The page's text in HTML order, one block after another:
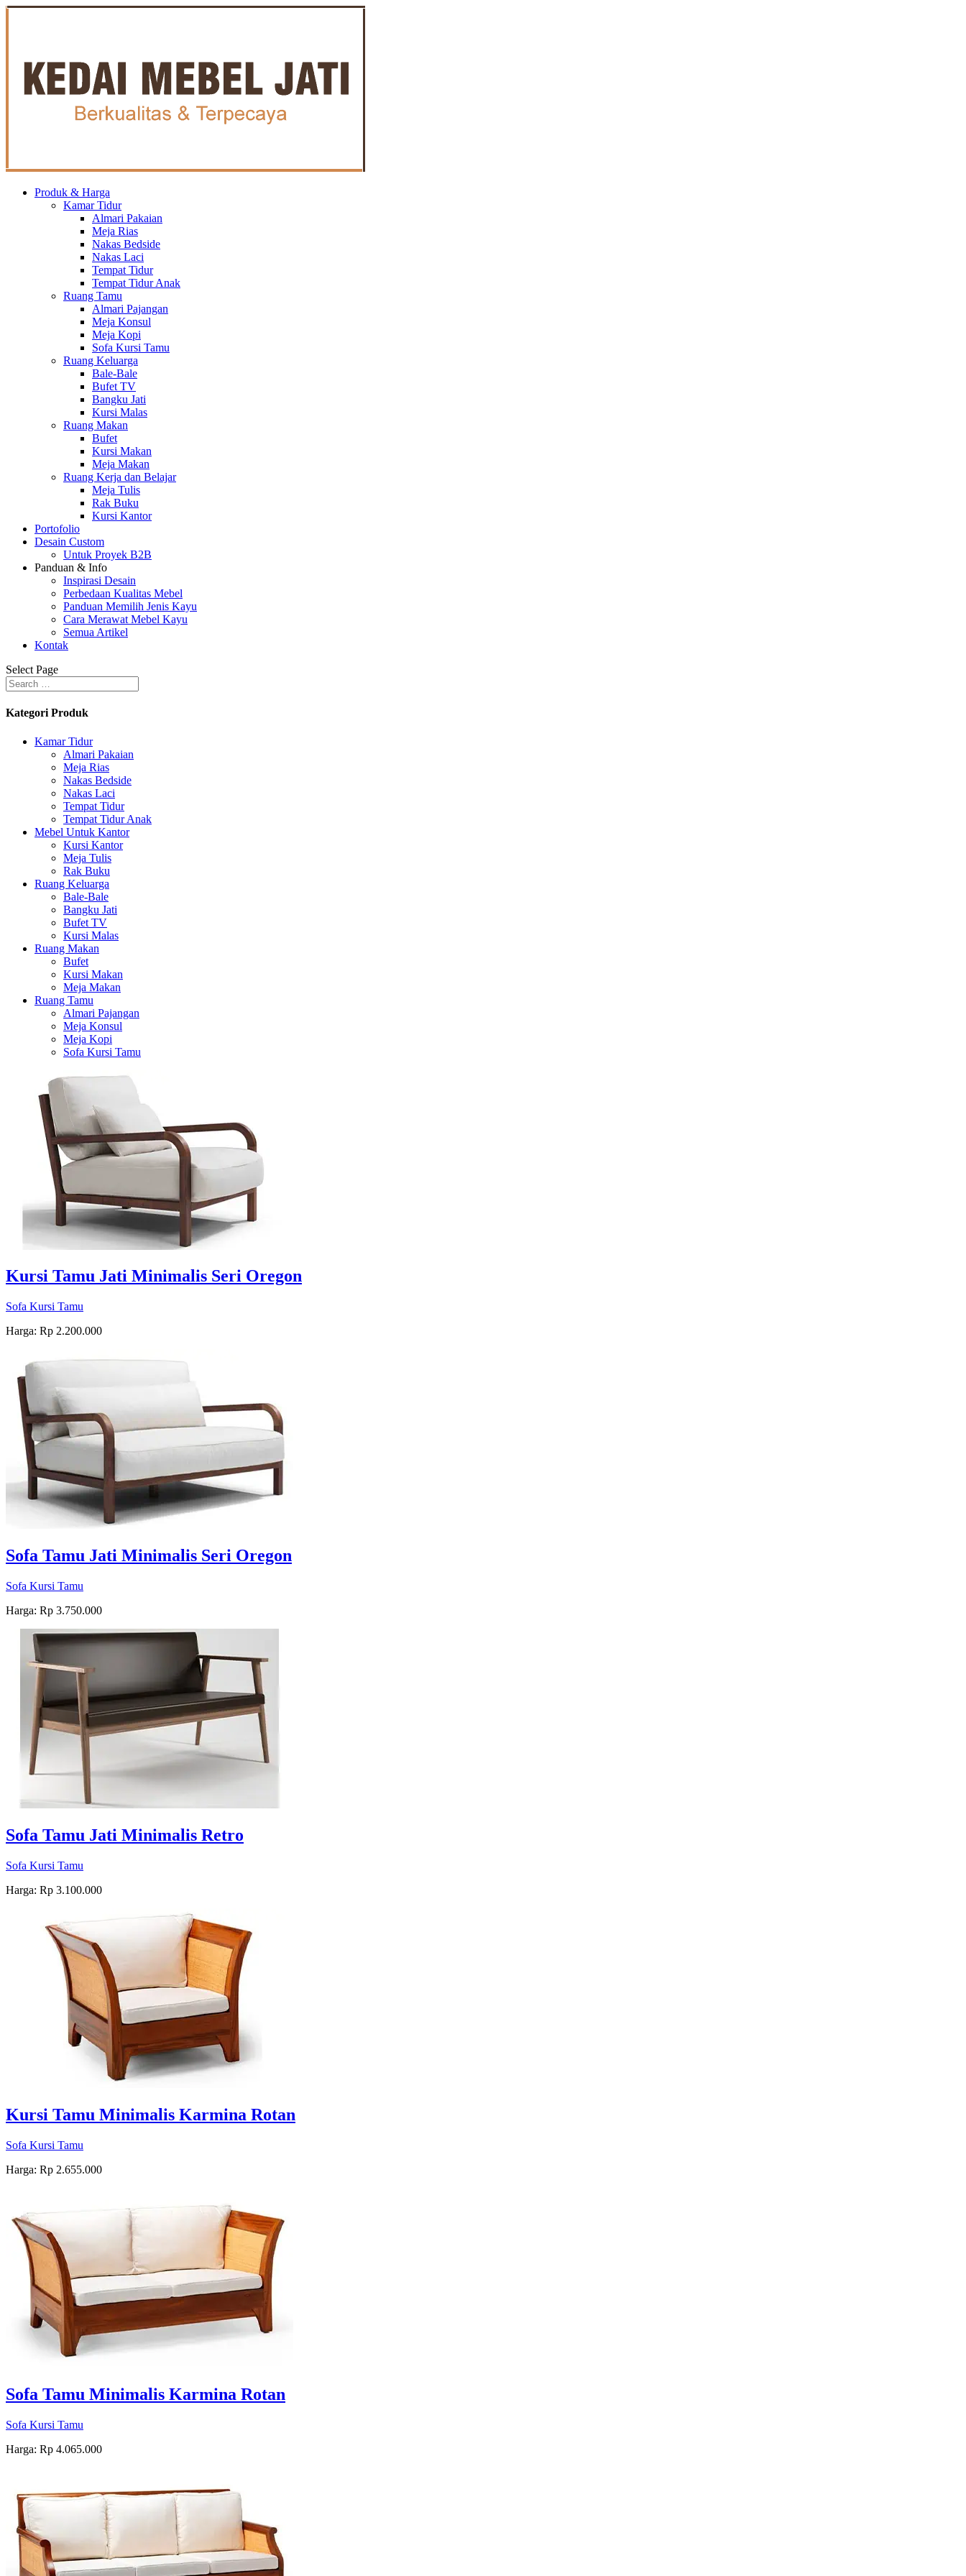
Produk & Harga
Kamar Tidur
Almari Pakaian
Meja Rias
Nakas Bedside
Nakas Laci
Tempat Tidur
Tempat Tidur Anak
Ruang Tamu
Almari Pajangan
Meja Konsul
Meja Kopi
Sofa Kursi Tamu
Ruang Keluarga
Bale-Bale
Bufet TV
Bangku Jati
Kursi Malas
Ruang Makan
Bufet
Kursi Makan
Meja Makan
Ruang Kerja dan Belajar
Meja Tulis
Rak Buku
Kursi Kantor
Portofolio
Desain Custom
Untuk Proyek B2B
Panduan & Info
Inspirasi Desain
Perbedaan Kualitas Mebel
Panduan Memilih Jenis Kayu
Cara Merawat Mebel Kayu
Semua Artikel
Kontak
Select Page
Kategori Produk
Kamar Tidur
Almari Pakaian
Meja Rias
Nakas Bedside
Nakas Laci
Tempat Tidur
Tempat Tidur Anak
Mebel Untuk Kantor
Kursi Kantor
Meja Tulis
Rak Buku
Ruang Keluarga
Bale-Bale
Bangku Jati
Bufet TV
Kursi Malas
Ruang Makan
Bufet
Kursi Makan
Meja Makan
Ruang Tamu
Almari Pajangan
Meja Konsul
Meja Kopi
Sofa Kursi Tamu
Kursi Tamu Jati Minimalis Seri Oregon
Sofa Kursi Tamu
Harga: Rp 2.200.000
Sofa Tamu Jati Minimalis Seri Oregon
Sofa Kursi Tamu
Harga: Rp 3.750.000
Sofa Tamu Jati Minimalis Retro
Sofa Kursi Tamu
Harga: Rp 3.100.000
Kursi Tamu Minimalis Karmina Rotan
Sofa Kursi Tamu
Harga: Rp 2.655.000
Sofa Tamu Minimalis Karmina Rotan
Sofa Kursi Tamu
Harga: Rp 4.065.000